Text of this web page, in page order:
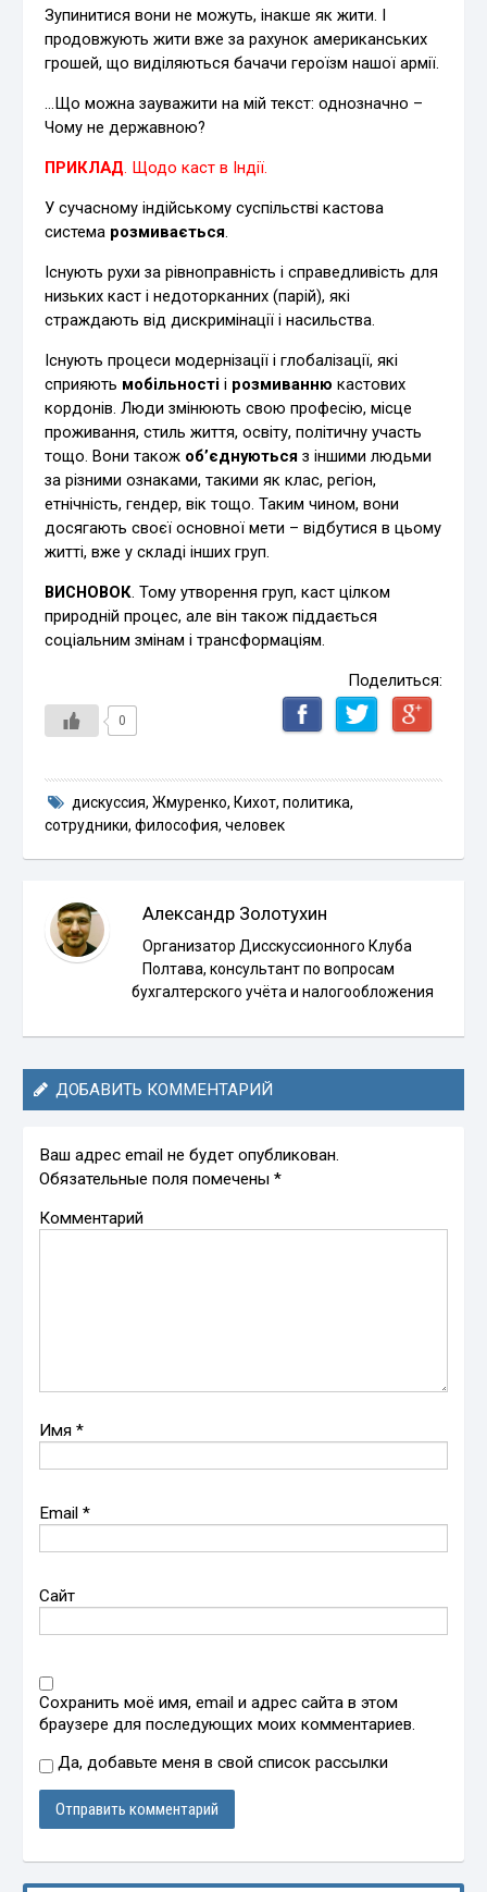
Зупинитися вони не можуть, інакше як жити. І
продовжують жити вже за рахунок американських
грошей, що виділяються бачачи героїзм нашої армії.
…Що можна зауважити на мій текст: однозначно –
Чому не державною?
ПРИКЛАД. Щодо каст в Індії.
У сучасному індійському суспільстві кастова
система розмивається.
Існують рухи за рівноправність і справедливість для
низьких каст і недоторканних (парій), які
страждають від дискримінації і насильства.
Існують процеси модернізації і глобалізації, які
сприяють мобільності і розмиванню кастових
кордонів. Люди змінюють свою професію, місце
проживання, стиль життя, освіту, політичну участь
тощо. Вони також об’єднуються з іншими людьми
за різними ознаками, такими як клас, регіон,
етнічність, гендер, вік тощо. Таким чином, вони
досягають своєї основної мети – відбутися в цьому
житті, вже у складі інших груп.
ВИСНОВОК. Тому утворення груп, каст цілком
природній процес, але він також піддається
соціальним змінам і трансформаціям.
Поделиться:
0
дискуссия, Жмуренко, Кихот, политика,
сотрудники,философия,человек
Александр Золотухин
Организатор Дисскуссионного Клуба
Полтава, консультант по вопросам
бухгалтерского учёта и налогообложения
ДОБАВИТЬ КОММЕНТАРИЙ
Ваш адрес email не будет опубликован.
Обязательные поля помечены*
Комментарий
Имя*
Email*
Сайт
Сохранить моё имя, email и адрес сайта в этом
браузере для последующих моих комментариев.
Да, добавьте меня в свой список рассылки